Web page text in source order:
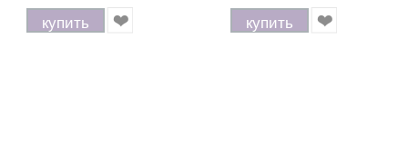
купить купить